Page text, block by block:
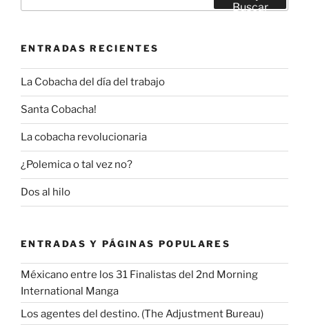
Buscar
ENTRADAS RECIENTES
La Cobacha del día del trabajo
Santa Cobacha!
La cobacha revolucionaria
¿Polemica o tal vez no?
Dos al hilo
ENTRADAS Y PÁGINAS POPULARES
Méxicano entre los 31 Finalistas del 2nd Morning
International Manga
Los agentes del destino. (The Adjustment Bureau)